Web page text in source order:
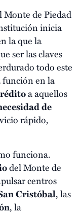
de Piedad
inicia
la que la
ser las claves
todo este
en la
a aquellos
de
rápido,
funciona.
del Monte de
centros
Cristóbal, las
, la